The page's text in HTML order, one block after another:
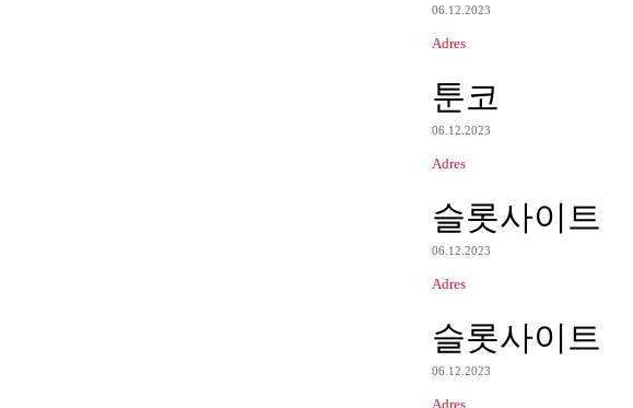
06.12.2023
Adres
툰코
06.12.2023
Adres
슬롯사이트
06.12.2023
Adres
슬롯사이트
06.12.2023
Adres